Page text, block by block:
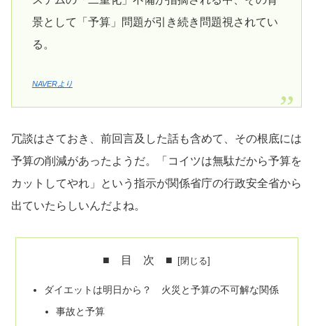
景として「予算」問題が引き続き問題視されてい
る。
NAVERより
冗談はさておき、前回言及した話も含めて、その根底には
予算の削減があったようだ。「コイツは無駄だから予算を
カットしてやれ」という指示が関係省庁の行政安全省から
出ていたらしいんだよね。
■ 目 次 ■
ダイエットは明日から？ 火災と予算の不可解な関係
事故と予算